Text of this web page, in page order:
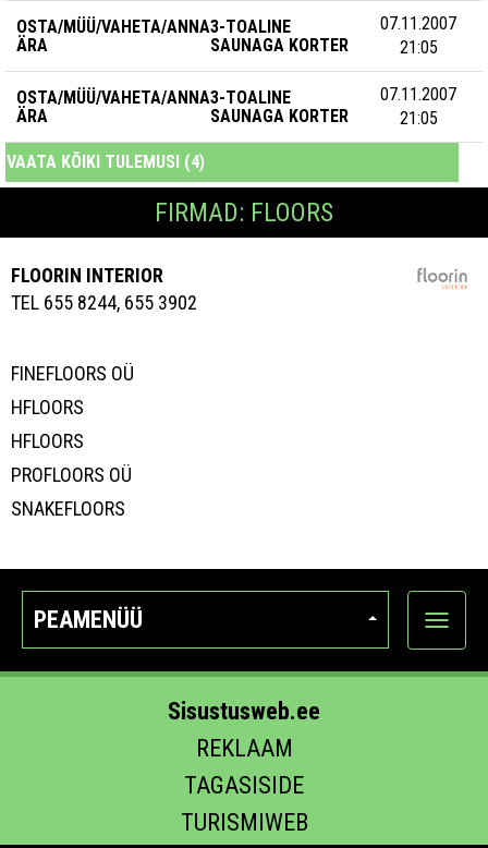
OSTA/MÜÜ/VAHETA/ANNA
ÄRA
3-TOALINE
SAUNAGA KORTER
07.11.2007
21:05
OSTA/MÜÜ/VAHETA/ANNA
ÄRA
3-TOALINE
SAUNAGA KORTER
07.11.2007
21:05
VAATA KÕIKI TULEMUSI (4)
FIRMAD: FLOORS
FLOORIN INTERIOR
TEL 655 8244, 655 3902
FINEFLOORS OÜ
HFLOORS
HFLOORS
PROFLOORS OÜ
SNAKEFLOORS
PEAMENÜÜ
Ava
Sisustusweb.ee
REKLAAM
TAGASISIDE
TURISMIWEB